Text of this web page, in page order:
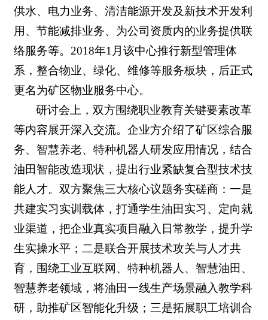
供水、电力业务、清洁能源开发及新技术开发利
用、节能减排业务、为公司资质内的业务提供联
络服务等。2018年1月该中心推行新型管理体
系，整合物业、绿化、维修等服务板块，后正式
更名为矿区物业服务中心。
研讨会上，双方围绕职业教育关键要素改革
等内容展开深入交流。企业方介绍了矿区综合服
务、智慧养老、特种机器人研发应用情况，结合
油田智能改造现状，提出行业紧缺复合型技术技
能人才。双方聚焦三大核心议题务实磋商：一是
共建实习实训载体，打通学生油田实习、定向就
业渠道，把企业真实项目融入日常教学，提升学
生实操水平；二是联合开展技术攻关与人才共
育，围绕工业互联网、特种机器人、智慧油田、
智慧养老领域，将油田一线生产场景融入教学科
研，助推矿区智能化升级；三是拓展职工培训合